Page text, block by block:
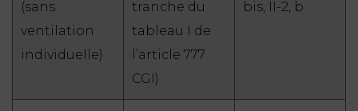
(sans
ventilation
individuelle)
tranche du
tableau I de
l’article 777
CGI)
bis, II-2, b